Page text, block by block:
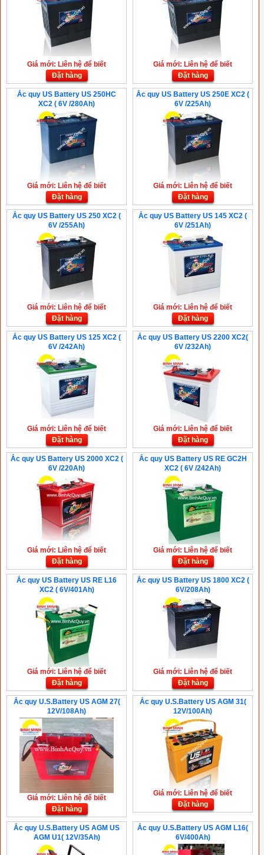
Giá mới: Liên hệ để biết
Đặt hàng
Giá mới: Liên hệ để biết
Đặt hàng
Ắc quy US Battery US 250HC
XC2 ( 6V /280Ah)
Giá mới: Liên hệ để biết
Đặt hàng
Ắc quy US Battery US 250E XC2 (
6V /225Ah)
Giá mới: Liên hệ để biết
Đặt hàng
Ắc quy US Battery US 250 XC2 (
6V /255Ah)
Giá mới: Liên hệ để biết
Đặt hàng
Ắc quy US Battery US 145 XC2 (
6V /251Ah)
Giá mới: Liên hệ để biết
Đặt hàng
Ắc quy US Battery US 125 XC2 (
6V /242Ah)
Giá mới: Liên hệ để biết
Đặt hàng
Ắc quy US Battery US 2200 XC2(
6V /232Ah)
Giá mới: Liên hệ để biết
Đặt hàng
Ắc quy US Battery US 2000 XC2 (
6V /220Ah)
Giá mới: Liên hệ để biết
Đặt hàng
Ắc quy US Battery US RE GC2H
XC2 ( 6V /242Ah)
Giá mới: Liên hệ để biết
Đặt hàng
Ắc quy US Battery US RE L16
XC2 ( 6V/401Ah)
Giá mới: Liên hệ để biết
Đặt hàng
Ắc quy US Battery US 1800 XC2 (
6V/208Ah)
Giá mới: Liên hệ để biết
Đặt hàng
Ắc quy U.S.Battery US AGM 27(
12V/108Ah)
Giá mới: Liên hệ để biết
Đặt hàng
Ắc quy U.S.Battery US AGM 31(
12V/100Ah)
Giá mới: Liên hệ để biết
Đặt hàng
Ắc quy U.S.Battery US AGM US
AGM U1( 12V/35Ah)
Ắc quy U.S.Battery US AGM L16(
6V/400Ah)